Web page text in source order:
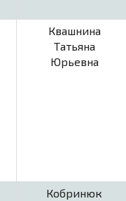
Квашнина
Татьяна
Юрьевна
Кобринюк